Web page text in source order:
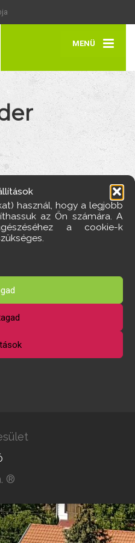
használ, hogy a legjobb
az Ön számára. A
a cookie-k
MENÜ
Preview
®